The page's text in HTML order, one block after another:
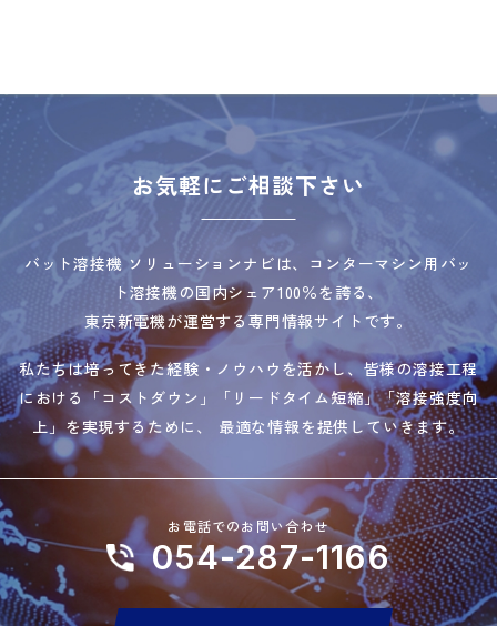
お気軽にご相談下さい
バット溶接機 ソリューションナビは、コンターマシン用バッ
ト溶接機の国内シェア100％を誇る、
東京新電機が運営する専門情報サイトです。
私たちは培ってきた経験・ノウハウを活かし、皆様の溶接工程
における「コストダウン」「リードタイム短縮」「溶接強度向
上」を実現するために、 最適な情報を提供していきます。
お電話でのお問い合わせ
054-287-1166